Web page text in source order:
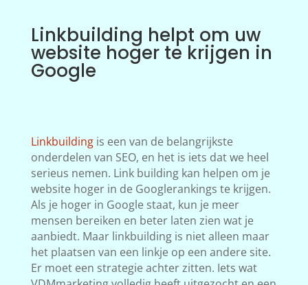
Linkbuilding helpt om uw
website hoger te krijgen in
Google
Linkbuildingis een van de belangrijkste
onderdelen van SEO, en het is iets dat we heel
serieus nemen. Link building kan helpen om je
website hoger in de Googlerankings te krijgen.
Als je hoger in Google staat, kun je meer
mensen bereiken en beter laten zien wat je
aanbiedt. Maar linkbuilding is niet alleen maar
het plaatsen van een linkje op een andere site.
Er moet een strategie achter zitten. Iets wat